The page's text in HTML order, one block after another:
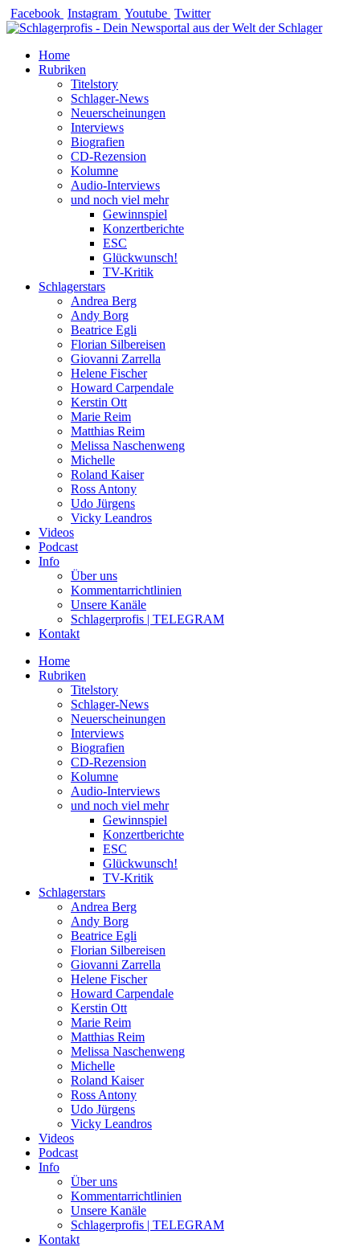
Zum
Inhalt
Facebook Instagram Youtube Twitter
Home
Rubriken
Titelstory
Schlager-News
Neuerscheinungen
Interviews
Biografien
CD-Rezension
Kolumne
Audio-Interviews
und noch viel mehr
Gewinnspiel
Konzertberichte
ESC
Glückwunsch!
TV-Kritik
Schlagerstars
Andrea Berg
Andy Borg
Beatrice Egli
Florian Silbereisen
Giovanni Zarrella
Helene Fischer
Howard Carpendale
Kerstin Ott
Marie Reim
Matthias Reim
Melissa Naschenweng
Michelle
Roland Kaiser
Ross Antony
Udo Jürgens
Vicky Leandros
Videos
Podcast
Info
Über uns
Kommentarrichtlinien
Unsere Kanäle
Schlagerprofis | TELEGRAM
Kontakt
Home
Rubriken
Titelstory
Schlager-News
Neuerscheinungen
Interviews
Biografien
CD-Rezension
Kolumne
Audio-Interviews
und noch viel mehr
Gewinnspiel
Konzertberichte
ESC
Glückwunsch!
TV-Kritik
Schlagerstars
Andrea Berg
Andy Borg
Beatrice Egli
Florian Silbereisen
Giovanni Zarrella
Helene Fischer
Howard Carpendale
Kerstin Ott
Marie Reim
Matthias Reim
Melissa Naschenweng
Michelle
Roland Kaiser
Ross Antony
Udo Jürgens
Vicky Leandros
Videos
Podcast
Info
Über uns
Kommentarrichtlinien
Unsere Kanäle
Schlagerprofis | TELEGRAM
Kontakt